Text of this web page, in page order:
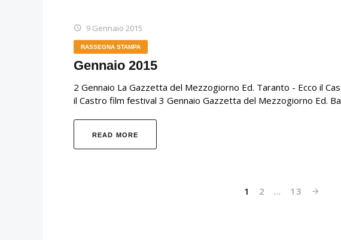
9 Gennaio 2015
RASSEGNA STAMPA
Gennaio 2015
2 Gennaio La Gazzetta del Mezzogiorno Ed. Taranto - Ecco il
il Castro film festival 3 Gennaio Gazzetta del Mezzogiorno Ed.
READ MORE
1 2 … 13